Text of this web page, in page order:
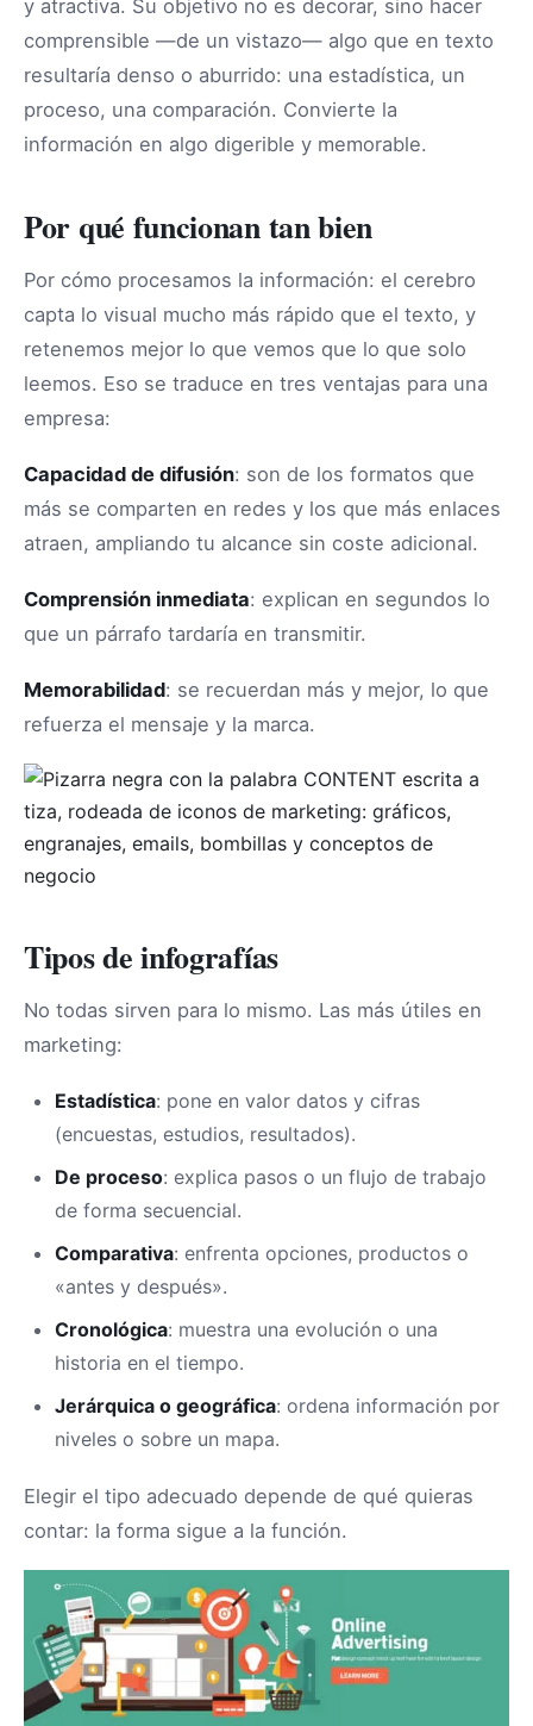
y atractiva. Su objetivo no es decorar, sino hacer
comprensible —de un vistazo— algo que en texto
resultaría denso o aburrido: una estadística, un
proceso, una comparación. Convierte la
información en algo digerible y memorable.
Por qué funcionan tan bien
Por cómo procesamos la información: el cerebro
capta lo visual mucho más rápido que el texto, y
retenemos mejor lo que vemos que lo que solo
leemos. Eso se traduce en tres ventajas para una
empresa:
Capacidad de difusión: son de los formatos que
más se comparten en redes y los que más enlaces
atraen, ampliando tu alcance sin coste adicional.
Comprensión inmediata: explican en segundos lo
que un párrafo tardaría en transmitir.
Memorabilidad: se recuerdan más y mejor, lo que
refuerza el mensaje y la marca.
Tipos de infografías
No todas sirven para lo mismo. Las más útiles en
marketing:
Estadística: pone en valor datos y cifras
(encuestas, estudios, resultados).
De proceso: explica pasos o un flujo de trabajo
de forma secuencial.
Comparativa: enfrenta opciones, productos o
«antes y después».
Cronológica: muestra una evolución o una
historia en el tiempo.
Jerárquica o geográfica: ordena información por
niveles o sobre un mapa.
Elegir el tipo adecuado depende de qué quieras
contar: la forma sigue a la función.